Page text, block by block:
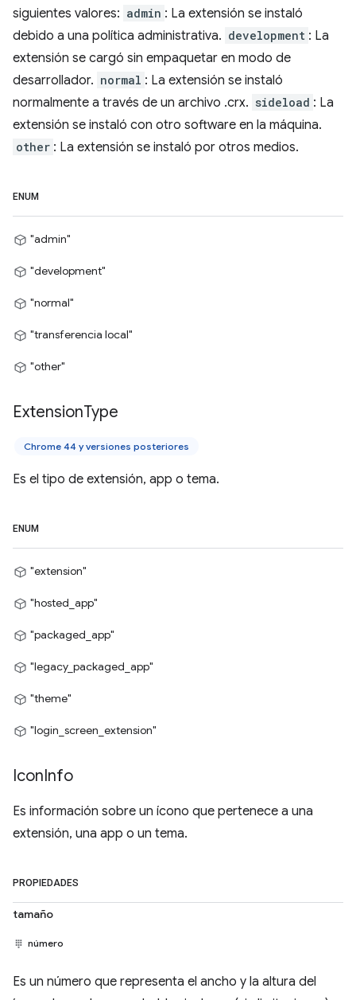
siguientes valores: admin : La extensión se instaló
debido a una política administrativa. development : La
extensión se cargó sin empaquetar en modo de
desarrollador. normal : La extensión se instaló
normalmente a través de un archivo .crx. sideload : La
extensión se instaló con otro software en la máquina.
other : La extensión se instaló por otros medios.
ENUM
"admin"
"development"
"normal"
"transferencia local"
"other"
ExtensionType
Chrome 44 y versiones posteriores
Es el tipo de extensión, app o tema.
ENUM
"extension"
"hosted_app"
"packaged_app"
"legacy_packaged_app"
"theme"
"login_screen_extension"
IconInfo
Es información sobre un ícono que pertenece a una
extensión, una app o un tema.
PROPIEDADES
tamaño
número
Es un número que representa el ancho y la altura del